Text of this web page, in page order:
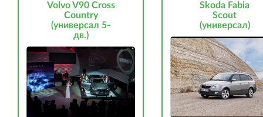
Volvo V90 Cross
Country
(универсал 5-
дв.)
Skoda Fabia
Scout
(универсал)